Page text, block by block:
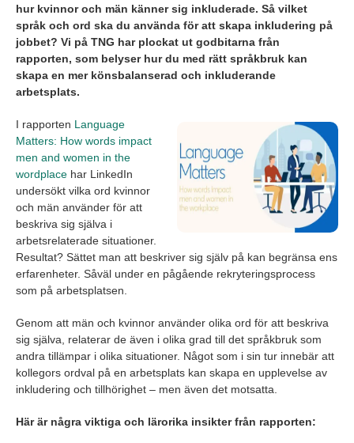
Genom medvetna ordval, inkluderande formuleringar
och strukturerade, fördomsfria processer kan
organisationer öka jämställdheten och nå en bredare
och mer relevant talangbas.
hur kvinnor och män känner sig inkluderade. Så vilket
språk och ord ska du använda för att skapa inkludering på
jobbet? Vi på TNG har plockat ut godbitarna från
rapporten, som belyser hur du med rätt språkbruk kan
skapa en mer könsbalanserad och inkluderande
arbetsplats.
I rapporten Language
Matters: How words impact
men and women in the
wordplace har LinkedIn
undersökt vilka ord kvinnor
och män använder för att
beskriva sig själva i
arbetsrelaterade situationer.
Resultat? Sättet man att beskriver sig själv på kan begränsa ens
erfarenheter. Såväl under en pågående rekryteringsprocess
som på arbetsplatsen.
Genom att män och kvinnor använder olika ord för att beskriva
sig själva, relaterar de även i olika grad till det språkbruk som
andra tillämpar i olika situationer. Något som i sin tur innebär att
kollegors ordval på en arbetsplats kan skapa en upplevelse av
inkludering och tillhörighet – men även det motsatta.
Här är några viktiga och lärorika insikter från rapporten: